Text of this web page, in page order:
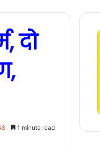
दो
1 minute read